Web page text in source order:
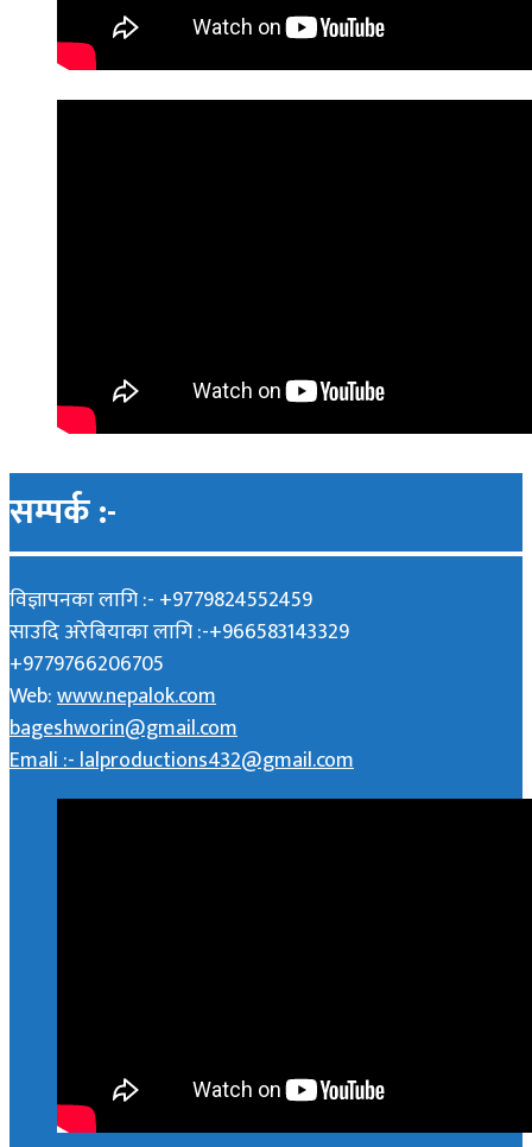
सम्पर्क :-
विज्ञापनका लागि :- +9779824552459
साउदि अरेबियाका लागि :-+966583143329
+9779766206705
Web:www.nepalok.com
bageshworin@gmail.com
Emali :- lalproductions432@gmail.com